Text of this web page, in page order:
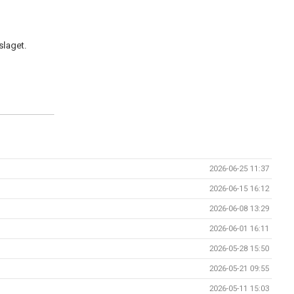
2026-06-25 11:37
2026-06-15 16:12
2026-06-08 13:29
2026-06-01 16:11
2026-05-28 15:50
2026-05-21 09:55
2026-05-11 15:03